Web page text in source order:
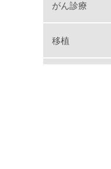
がん診療
移植